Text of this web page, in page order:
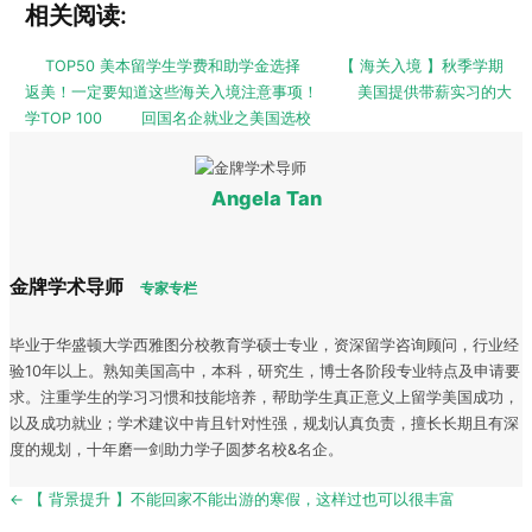
相关阅读:
TOP50 美本留学生学费和助学金选择
【 海关入境 】秋季学期
返美！一定要知道这些海关入境注意事项！
美国提供带薪实习的大
学TOP 100
回国名企就业之美国选校
Angela Tan
金牌学术导师 专家专栏
毕业于华盛顿大学西雅图分校教育学硕士专业，资深留学咨询顾问，行业经
验10年以上。熟知美国高中，本科，研究生，博士各阶段专业特点及申请要
求。注重学生的学习习惯和技能培养，帮助学生真正意义上留学美国成功，
以及成功就业；学术建议中肯且针对性强，规划认真负责，擅长长期且有深
度的规划，十年磨一剑助力学子圆梦名校&名企。
Post
← 【 背景提升 】不能回家不能出游的寒假，这样过也可以很丰富